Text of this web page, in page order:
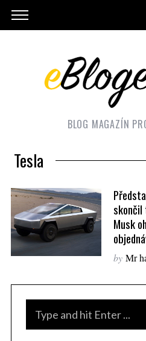
BLOG MAGAZÍN
Tesla
skončil
Musk
by Mr